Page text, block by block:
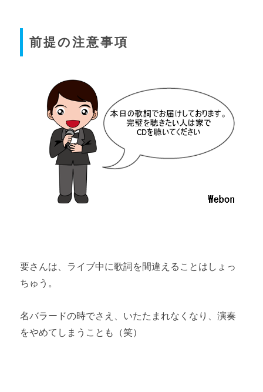
前提の注意事項
要さんは、ライブ中に歌詞を間違えることはしょっ
ちゅう。
名バラードの時でさえ、いたたまれなくなり、演奏
をやめてしまうことも（笑）